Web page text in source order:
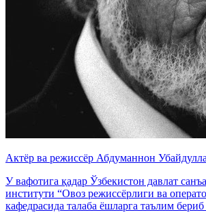
Актёр ва режиссёр Абдуманнон
У вафотига қадар Ўзбекистон давлат
институти “Овоз режиссёрлиги ва
кафедрасида талаба ёшларга таълим бериб